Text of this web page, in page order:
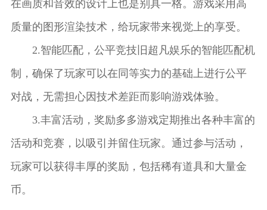
在画质和音效的设计上也是别具一格。游戏采用高
质量的图形渲染技术，给玩家带来视觉上的享受。
2.智能匹配，公平竞技旧超凡娱乐的智能匹配机
制，确保了玩家可以在同等实力的基础上进行公平
对战，无需担心因技术差距而影响游戏体验。
3.丰富活动，奖励多多游戏定期推出各种丰富的
活动和竞赛，以吸引并留住玩家。通过参与活动，
玩家可以获得丰厚的奖励，包括稀有道具和大量金
币。